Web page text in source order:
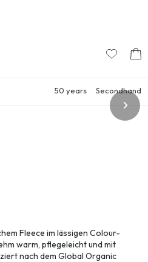
50 years Secondhand
Fleece im lässigen Colour-
warm, pflegeleicht und mit
nach dem Global Organic